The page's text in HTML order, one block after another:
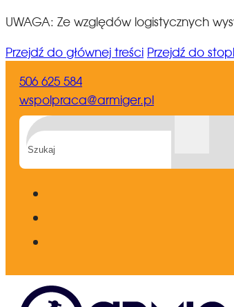
UWAGA: Ze względów logistycznych
Przejdź do głównej treści Przejdź do
506 625 584
wspolpraca@armiger.pl
Szukaj